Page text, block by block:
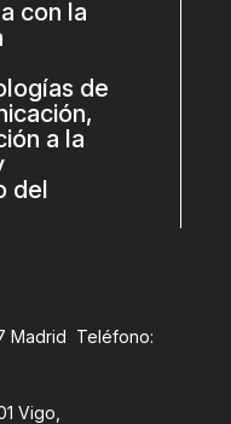
con la
de
a la
del
Madrid Teléfono:
Vigo,